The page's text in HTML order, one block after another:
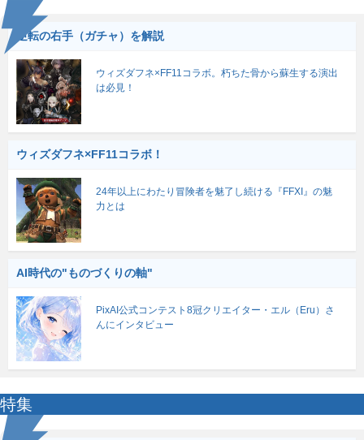
逆転の右手（ガチャ）を解説
ウィズダフネ×FF11コラボ。朽ちた骨から蘇生する演出
は必見！
ウィズダフネ×FF11コラボ！
24年以上にわたり冒険者を魅了し続ける『FFXI』の魅
力とは
AI時代の"ものづくりの軸"
PixAI公式コンテスト8冠クリエイター・エル（Eru）さ
んにインタビュー
特集